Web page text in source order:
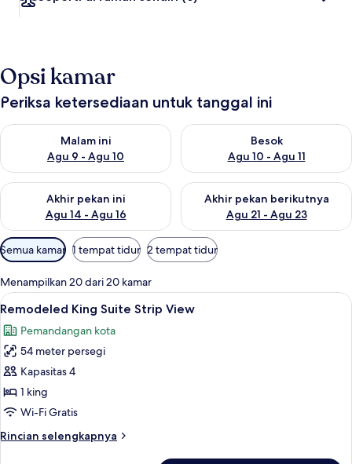
Opsi kamar
Periksa ketersediaan untuk tanggal ini
Malam ini
Agu 9 - Agu 10
Periksa ketersediaan untuk malam ini Agu 9 - Agu 10
Besok
Agu 10 - Agu 11
Periksa ketersediaan untuk
Akhir pekan ini
Agu 14 - Agu 16
Periksa ketersediaan untuk akhir pekan ini Agu 14 - Agu 16
Akhir pekan berikutnya
Agu 21 - Agu 23
Periksa ketersediaan untuk
Filter
tersedia
untuk
kamar
Semua kamar 1 tempat tidur 2 tempat tidur
Menampilkan 20 dari 20 kamar
Lihat
semua
foto
untuk
Remodeled
King
Suite
View
Seprai premium, bantalan ekstra
8
Remodeled King Suite Strip View
Pemandangan kota
54 meter persegi
Kapasitas 4
1 king
Wi-Fi Gratis
Rincian selengkapnya
Rincian